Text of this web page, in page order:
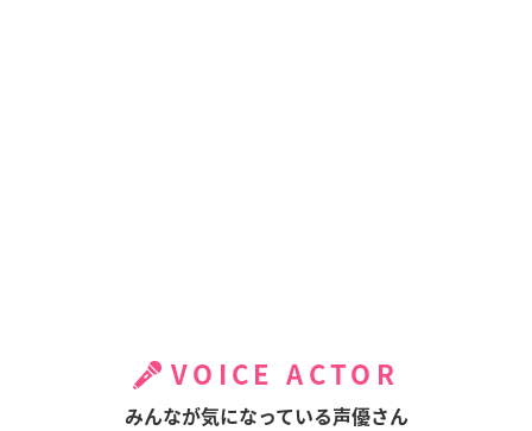
VOICE ACTOR
みんなが気になっている声優さん